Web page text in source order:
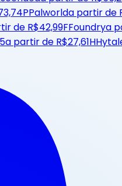
PPalworlda partir de
de R$42,99FFoundrya
a partir de R$27,61H